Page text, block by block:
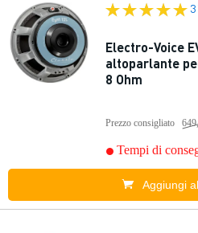
Electro-Voice
altoparlante
8 Ohm
Prezzo consigliato
Tempi di
Aggiungi